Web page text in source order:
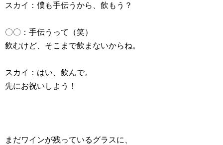
スカイ：僕も手伝うから、飲もう？
〇〇：手伝うって（笑）
飲むけど、そこまで飲まないからね。
スカイ：はい、飲んで。
先にお祝いしよう！
まだワインが残っているグラスに、